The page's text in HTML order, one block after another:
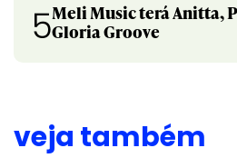
5Meli Music terá Anitta,
Gloria Groove
veja também